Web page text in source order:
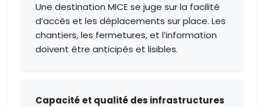
Une destination MICE se juge sur la facilité
d’accès et les déplacements sur place. Les
chantiers, les fermetures, et l’information
doivent être anticipés et lisibles.
Capacité et qualité des infrastructures